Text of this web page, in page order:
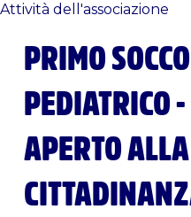
Attività dell'associazione
PRIMO
PEDIATRICO
APERTO ALLA